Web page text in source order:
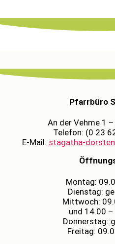
Pfarrbüro
An der Vehme 1
Telefon: (0 23
E-Mail: stagatha-
Montag:
Dienstag:
Mittwoch:
und 14.00
Donnerstag:
Freitag: